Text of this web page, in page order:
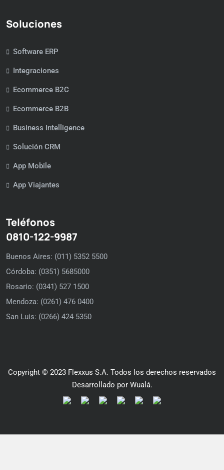
Soluciones
Software ERP
Integraciones
Ecommerce B2C
Ecommerce B2B
Business Intelligence
Solución CRM
App Mobile
App Viajantes
Teléfonos
0810-122-9987
Buenos Aires: (011) 5352 5500
Córdoba: (0351) 5685000
Rosario: (0341) 527 1500
Mendoza: (0261) 476 0400
San Luis: (0266) 424 5350
Copyright © 2023 Flexxus S.A. Todos los derechos reservados
Desarrollado por Wualá.